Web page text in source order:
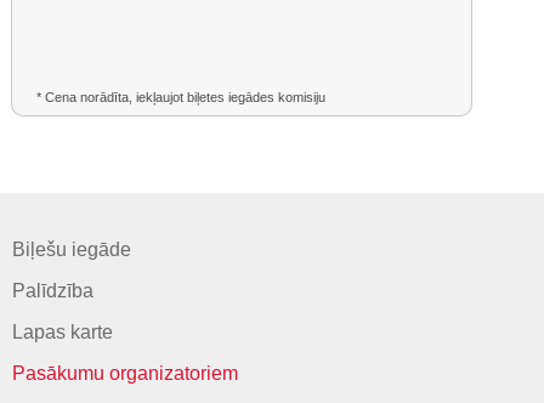
* Cena norādīta, iekļaujot biļetes iegādes komisiju
Biļešu iegāde
Palīdzība
Lapas karte
Pasākumu organizatoriem